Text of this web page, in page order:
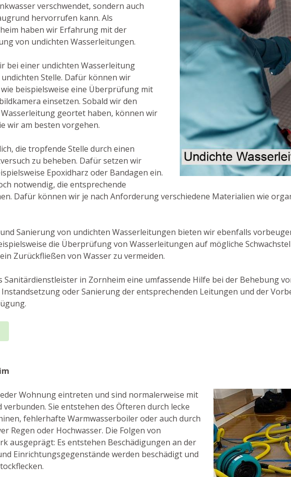
verschwendet, sondern auch
hervorrufen kann. Als
haben wir Erfahrung mit der
von undichten Wasserleitungen.
bei einer undichten Wasserleitung
Stelle. Dafür können wir
beispielsweise eine Überprüfung mit
einsetzen. Sobald wir den
geortet haben, können wir
wir am besten vorgehen.
die tropfende Stelle durch einen
zu beheben. Dafür setzen wir
Epoxidharz oder Bandagen ein.
notwendig, die entsprechende
Dafür können wir je nach Anforderung verschiedene Materialien wie
Sanierung von undichten Wasserleitungen bieten wir ebenfalls
die Überprüfung von Wasserleitungen auf mögliche
Zurückfließen von Wasser zu vermeiden.
in Zornheim eine umfassende Hilfe bei der Behebung
oder Sanierung der entsprechenden Leitungen und der
Wohnung eintreten und sind normalerweise mit
Sie entstehen des Öfteren durch lecke
fehlerhafte Warmwasserboiler oder auch durch
Regen oder Hochwasser. Die Folgen von
ausgeprägt: Es entstehen Beschädigungen an der
Einrichtungsgegenstände werden beschädigt und